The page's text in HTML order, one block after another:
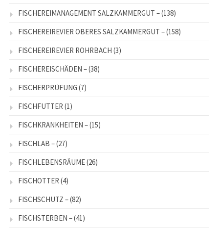
FISCHEREIMANAGEMENT SALZKAMMERGUT –(138)
FISCHEREIREVIER OBERES SALZKAMMERGUT –(158)
FISCHEREIREVIER ROHRBACH (3)
FISCHEREISCHÄDEN –(38)
FISCHERPRÜFUNG (7)
FISCHFUTTER (1)
FISCHKRANKHEITEN –(15)
FISCHLAB –(27)
FISCHLEBENSRÄUME(26)
FISCHOTTER (4)
FISCHSCHUTZ –(82)
FISCHSTERBEN –(41)